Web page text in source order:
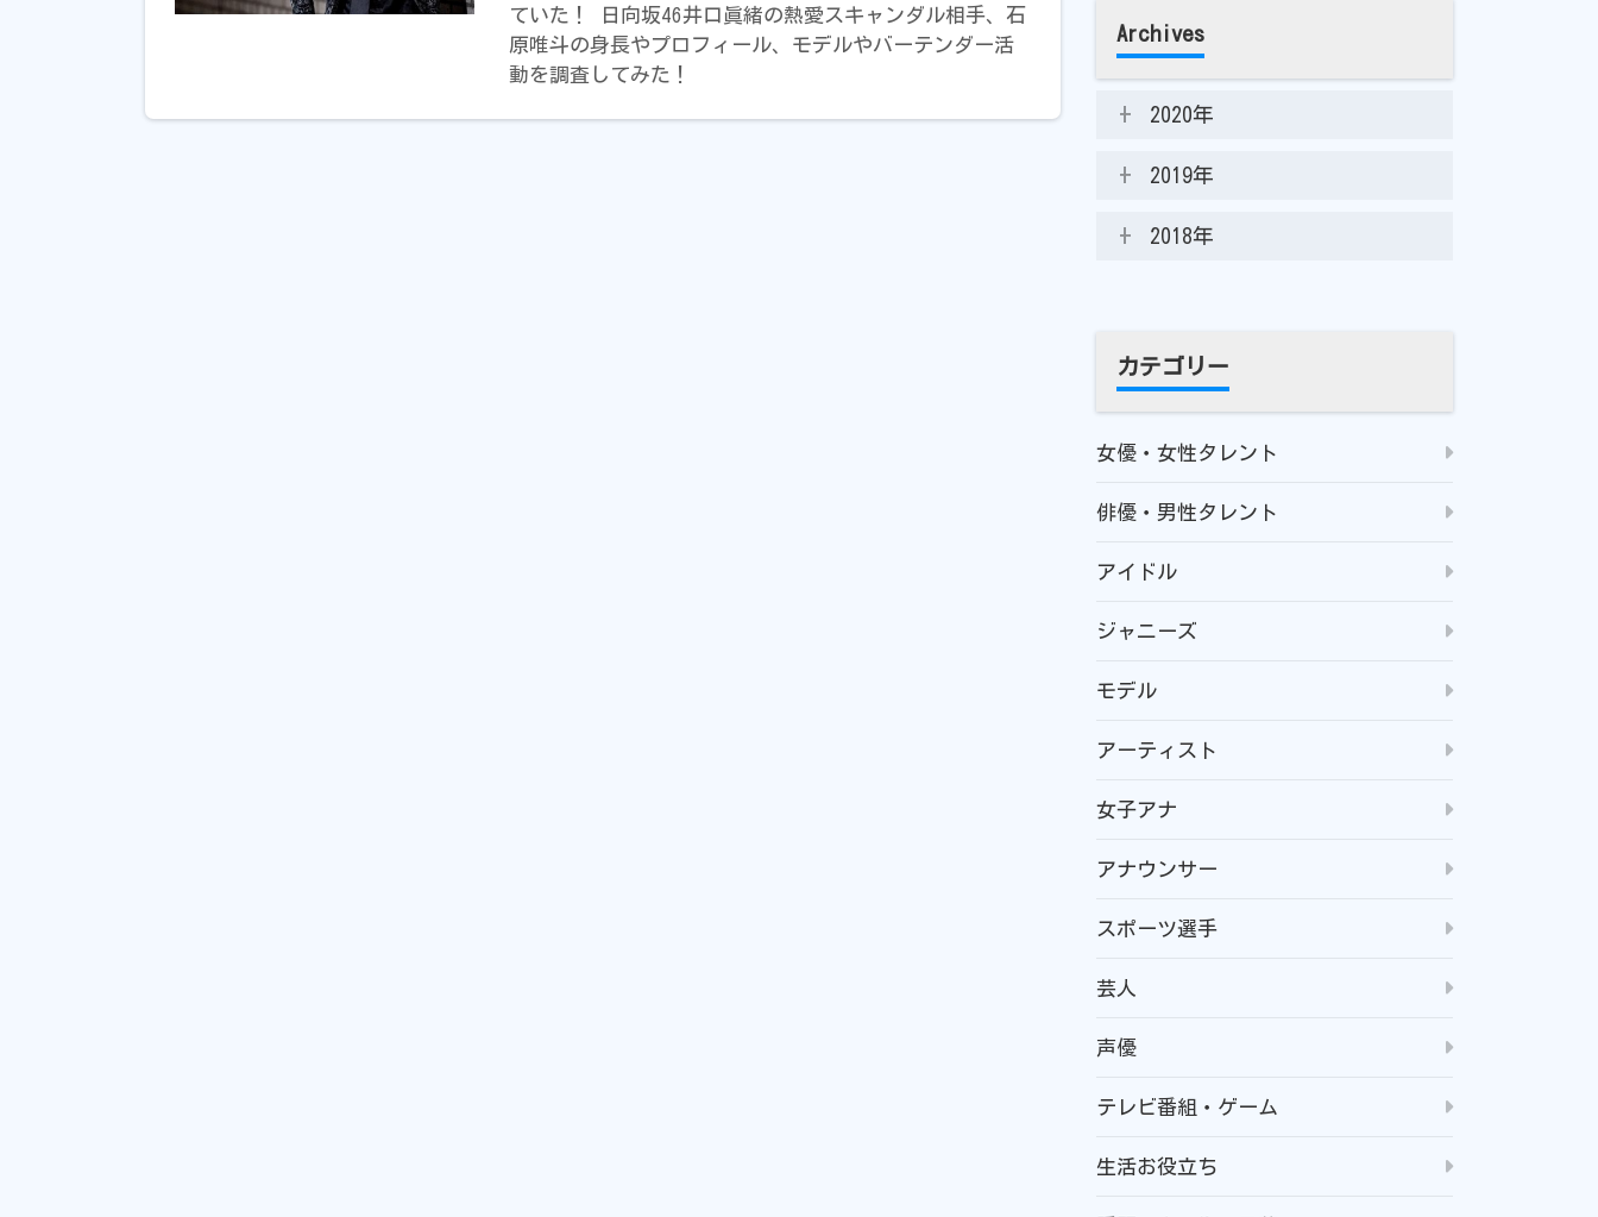
ていた！ 日向坂46井口眞緒の熱愛スキャンダル相手、石
原唯斗の身長やプロフィール、モデルやバーテンダー活
動を調査してみた！
Archives
2020年
2019年
2018年
カテゴリー
女優・女性タレント
俳優・男性タレント
アイドル
ジャニーズ
モデル
アーティスト
女子アナ
アナウンサー
スポーツ選手
芸人
声優
テレビ番組・ゲーム
生活お役立ち